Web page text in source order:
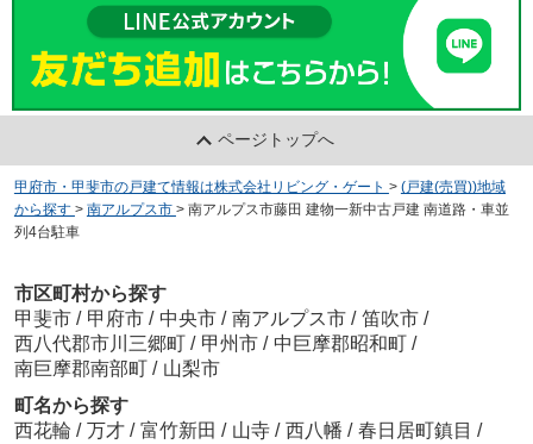
ページトップへ
甲府市・甲斐市の戸建て情報は株式会社リビング・ゲート > (戸建(売買))地域
から探す > 南アルプス市 > 南アルプス市藤田 建物一新中古戸建 南道路・車並
列4台駐車
市区町村から探す
甲斐市 / 甲府市 / 中央市 / 南アルプス市 / 笛吹市 /
西八代郡市川三郷町 / 甲州市 / 中巨摩郡昭和町 /
南巨摩郡南部町 / 山梨市
町名から探す
西花輪 / 万才 / 富竹新田 / 山寺 / 西八幡 / 春日居町鎮目 /